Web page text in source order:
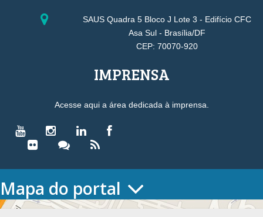
SAUS Quadra 5 Bloco J Lote 3 - Edifício CFC
Asa Sul - Brasília/DF
CEP: 70070-920
IMPRENSA
Acesse aqui a área dedicada à imprensa.
Mapa do portal
HOME